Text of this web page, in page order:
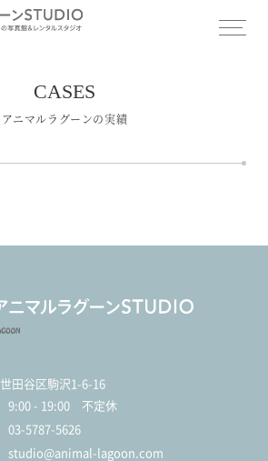
CASES
アニマルラグーンの実績
田谷区駒沢1-6-16
9:00 - 19:00 不定休
03-5787-5626
studio@animal-lagoon.com